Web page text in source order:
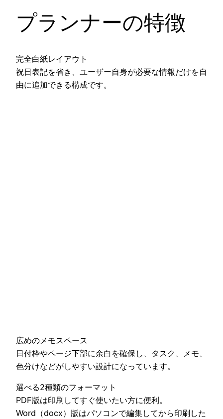
プランナーの特徴
完全白紙レイアウト
祝日表記を省き、ユーザー自身が必要な情報だけを自
由に追加できる構成です。
広めのメモスペース
日付枠やページ下部に余白を確保し、タスク、メモ、
色分けなどがしやすい設計になっています。
選べる2種類のフォーマット
PDF版は印刷してすぐ使いたい方に便利。
Word（docx）版はパソコンで編集してから印刷した